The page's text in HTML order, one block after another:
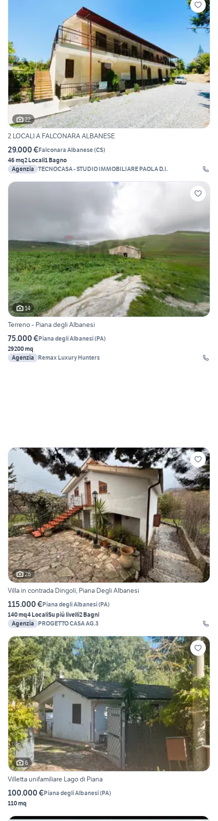
22
2 LOCALI A FALCONARA ALBANESE
29.000 €Falconara Albanese(CS)
46 mq2 Locali1 Bagno
Agenzia TECNOCASA - STUDIO IMMOBILIARE PAOLA D.I.
14
Terreno - Piana degli Albanesi
75.000 €Piana degli Albanesi(PA)
29200 mq
Agenzia
Remax Luxury Hunters
26
Villa in contrada Dingoli, Piana Degli Albanesi
115.000 €Piana degli Albanesi(PA)
140 mq4 LocaliSu più livelli2 Bagni
Agenzia
PROGETTO CASA AG.3
6
Villetta unifamiliare Lago di Piana
100.000 €Piana degli Albanesi(PA)
110 mq